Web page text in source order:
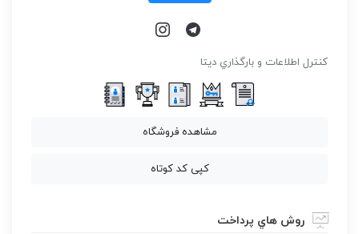
كنترل اطلاعات و بارگذاري ديتا
مشاهده فروشگاه
کپی کد کوتاه
روش هاي پرداخت